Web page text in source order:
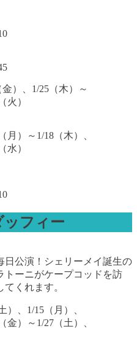
）、1/25（木）～
火）
月）～1/18（木）、
水）
ッフィー
日公演！シェリーメイ誕生の
トーニがケープコッドを訪
くれます。
）、1/15（月）、
金）～1/27（土）、